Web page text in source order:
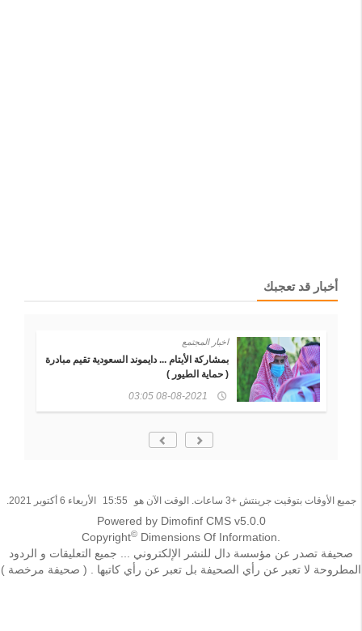
أخبار قد تعجبك
اخبار المجتمع
بمشاركة الأيتام ... دايموند السعودية تقيم مبادرة
( حماية الطيور )
08-08-2021 03:05
جميع الأوقات بتوقيت جرينتش +3 ساعات. الوقت الآن هو 15:55 الأربعاء 6 أكتوبر 2021.
Powered by Dimofinf CMS v5.0.0
Copyright© Dimensions Of Information.
صحيفة تصدر عن مؤسسة دال للنشر الإلكتروني ... جميع التعليقات و الردود
المطروحة لا تعبر عن رأي الصحيفة بل تعبر عن رأي كاتبها . ( صحيفة مرخصة )